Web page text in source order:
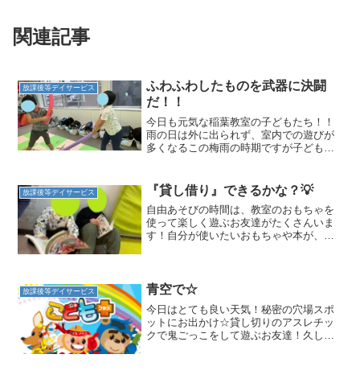
関連記事
放課後等デイサービス
ふわふわしたものを武器に決闘
だ！！
今日も元気な稲葉教室の子どもたち！！
雨の日は外に出られず、室内での遊びが
多くなるこの梅雨の時期ですが子どもた
は「決闘」！！ふわふわスポンジの棒を
持って戦いはじめました。...
放課後等デイサービス 『貸し借り』できるかな？💡
自由あそびの時間は、教室のおもちゃを
使って楽しく遊ぶお友達がたくさんいま
す！自分が使いたいおもちゃや本が、必
をしてお友達との『貸し借...
放課後等デイサービス 青空で☆
今日はとても良い天気！秘密の穴場スポ
ットにお出かけ☆貸し切りのアスレチッ
クで鬼ごっこをして遊ぶお友達！久し振